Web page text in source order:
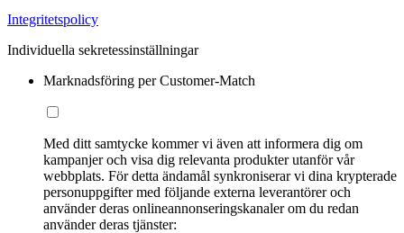
Integritetspolicy
Individuella sekretessinställningar
Marknadsföring per Customer-Match
Med ditt samtycke kommer vi även att informera dig om
kampanjer och visa dig relevanta produkter utanför vår
webbplats. För detta ändamål synkroniserar vi dina krypterade
personuppgifter med följande externa leverantörer och
använder deras onlineannonseringskanaler om du redan
använder deras tjänster: